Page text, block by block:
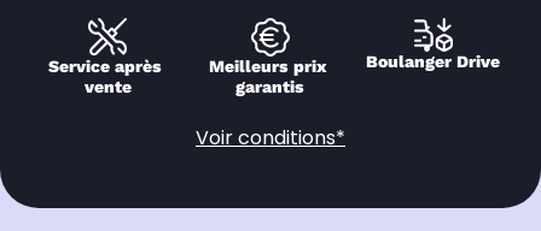
Service après
vente
Meilleurs prix
garantis
Boulanger Drive
Voir conditions*